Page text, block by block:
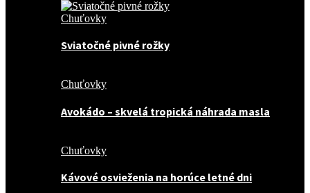
Chuťovky
Sviatočné pivné rožky
Chuťovky
Avokádo – skvelá tropická náhrada masla
Chuťovky
Kávové osvieženia na horúce letné dni